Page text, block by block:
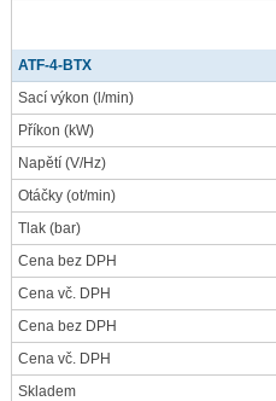
ATF-4-BTX
Sací výkon (l/min)
Příkon (kW)
Napětí (V/Hz)
Otáčky (ot/min)
Tlak (bar)
Cena bez DPH
Cena vč. DPH
Cena bez DPH
Cena vč. DPH
Skladem